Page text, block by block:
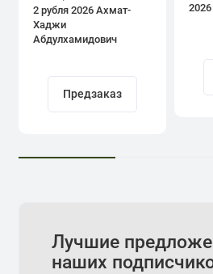
2 рубля 2026 Ахмат-
Хаджи
Абдулхамидович
Предзаказ
Лучшие
наших